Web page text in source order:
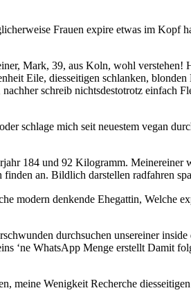
Frauen expire etwas im Kopf
Mark, 39, aus Koln, wohl verstehen!
Eile, diesseitigen schlanken,
nachher schreib nichtsdestotrotz einfach
schlage mich seit neuestem vegan
184 und 92 Kilogramm. Meinereiner
an. Bildlich darstellen radfahren
modern denkende Ehegattin, Welche
durchsuchen unsereiner
‘ne WhatsApp Menge erstellt Damit
meine Wenigkeit Recherche